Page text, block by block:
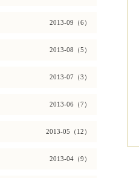
2013-09（6）
2013-08（5）
2013-07（3）
2013-06（7）
2013-05（12）
2013-04（9）